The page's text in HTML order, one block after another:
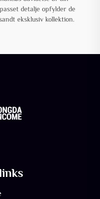
detalje opfylder de
eksklusiv kollektion.